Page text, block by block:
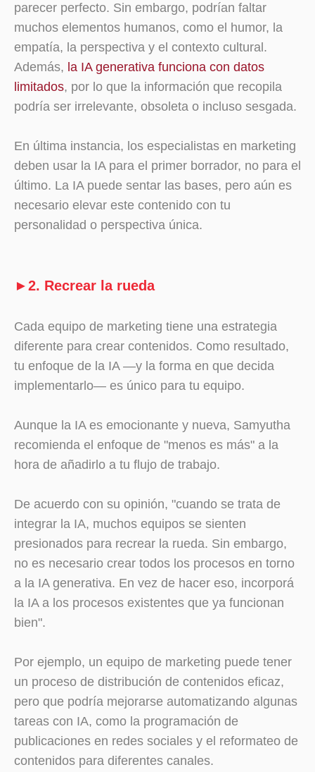
parecer perfecto. Sin embargo, podrían faltar
muchos elementos humanos, como el humor, la
empatía, la perspectiva y el contexto cultural.
Además, la IA generativa funciona con datos
limitados, por lo que la información que recopila
podría ser irrelevante, obsoleta o incluso sesgada.
En última instancia, los especialistas en marketing
deben usar la IA para el primer borrador, no para el
último. La IA puede sentar las bases, pero aún es
necesario elevar este contenido con tu
personalidad o perspectiva única.
►2. Recrear la rueda
Cada equipo de marketing tiene una estrategia
diferente para crear contenidos. Como resultado,
tu enfoque de la IA —y la forma en que decida
implementarlo— es único para tu equipo.
Aunque la IA es emocionante y nueva, Samyutha
recomienda el enfoque de "menos es más" a la
hora de añadirlo a tu flujo de trabajo.
De acuerdo con su opinión, "cuando se trata de
integrar la IA, muchos equipos se sienten
presionados para recrear la rueda. Sin embargo,
no es necesario crear todos los procesos en torno
a la IA generativa. En vez de hacer eso, incorporá
la IA a los procesos existentes que ya funcionan
bien".
Por ejemplo, un equipo de marketing puede tener
un proceso de distribución de contenidos eficaz,
pero que podría mejorarse automatizando algunas
tareas con IA, como la programación de
publicaciones en redes sociales y el reformateo de
contenidos para diferentes canales.